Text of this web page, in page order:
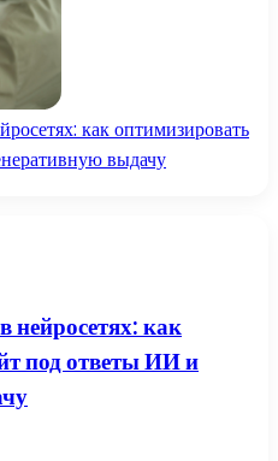
как оптимизировать
выдачу
нейросетях: как
под ответы ИИ и